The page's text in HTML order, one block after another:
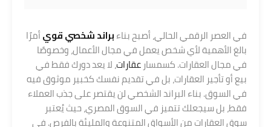
في العصر الرقمي الحالي، أصبح بناءبراند شخصي قويأمرًا
بالغ الأهمية لأي شخص يعمل في مجال الأعمال، وخصوصًا
في مجال العقارات. كسمسارعقارات، لا يعد دورك فقط في
بيع أو تأجير العقارات، بل في تقديم نفسك كخبير موثوق فيه
في السوق. بناء البراند الشخصي لن يقتصر على جذب العملاء
فقط، بل سيجعلك تتميز في السوق المصري، حيث يُعتبر
سوق العقارات من الأسواق المتنوعة والمليئة بالفرص. في